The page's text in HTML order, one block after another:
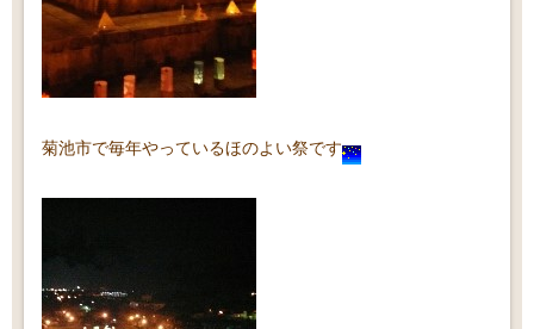
菊池市で毎年やっているほのよい祭です